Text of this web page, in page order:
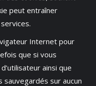
peut entraîner
Internet pour
que si vous
ainsi que
sur aucun